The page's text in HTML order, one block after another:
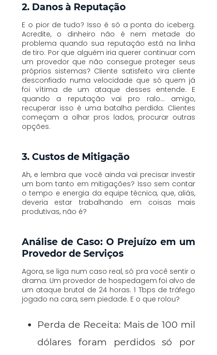
2. Danos à Reputação
E o pior de tudo? Isso é só a ponta do iceberg.
Acredite, o dinheiro não é nem metade do
problema quando sua reputação está na linha
de tiro. Por que alguém iria querer continuar com
um provedor que não consegue proteger seus
próprios sistemas? Cliente satisfeito vira cliente
desconfiado numa velocidade que só quem já
foi vítima de um ataque desses entende. E
quando a reputação vai pro ralo… amigo,
recuperar isso é uma batalha perdida. Clientes
começam a olhar pros lados, procurar outras
opções.
3. Custos de Mitigação
Ah, e lembra que você ainda vai precisar investir
um bom tanto em mitigações? Isso sem contar
o tempo e energia da equipe técnica, que, aliás,
deveria estar trabalhando em coisas mais
produtivas, não é?
Análise de Caso: O Prejuízo em um
Provedor de Serviços
Agora, se liga num caso real, só pra você sentir o
drama. Um provedor de hospedagem foi alvo de
um ataque brutal de 24 horas. 1 Tbps de tráfego
jogado na cara, sem piedade. E o que rolou?
Perda de Receita: Mais de 100 mil
dólares foram perdidossó por